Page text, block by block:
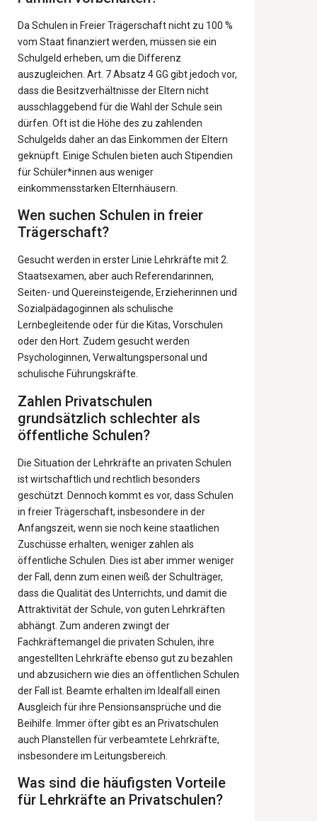
Da Schulen in Freier Trägerschaft nicht zu 100 %
vom Staat finanziert werden, müssen sie ein
Schulgeld erheben, um die Differenz
auszugleichen. Art. 7 Absatz 4 GG gibt jedoch vor,
dass die Besitzverhältnisse der Eltern nicht
ausschlaggebend für die Wahl der Schule sein
dürfen. Oft ist die Höhe des zu zahlenden
Schulgelds daher an das Einkommen der Eltern
geknüpft. Einige Schulen bieten auch Stipendien
für Schüler*innen aus weniger
einkommensstarken Elternhäusern.
Wen suchen Schulen in freier
Trägerschaft?
Gesucht werden in erster Linie Lehrkräfte mit 2.
Staatsexamen, aber auch Referendarinnen,
Seiten- und Quereinsteigende, Erzieherinnen und
Sozialpädagoginnen als schulische
Lernbegleitende oder für die Kitas, Vorschulen
oder den Hort. Zudem gesucht werden
Psychologinnen, Verwaltungspersonal und
schulische Führungskräfte.
Zahlen Privatschulen
grundsätzlich schlechter als
öffentliche Schulen?
Die Situation der Lehrkräfte an privaten Schulen
ist wirtschaftlich und rechtlich besonders
geschützt. Dennoch kommt es vor, dass Schulen
in freier Trägerschaft, insbesondere in der
Anfangszeit, wenn sie noch keine staatlichen
Zuschüsse erhalten, weniger zahlen als
öffentliche Schulen. Dies ist aber immer weniger
der Fall, denn zum einen weiß der Schulträger,
dass die Qualität des Unterrichts, und damit die
Attraktivität der Schule, von guten Lehrkräften
abhängt. Zum anderen zwingt der
Fachkräftemangel die privaten Schulen, ihre
angestellten Lehrkräfte ebenso gut zu bezahlen
und abzusichern wie dies an öffentlichen Schulen
der Fall ist. Beamte erhalten im Idealfall einen
Ausgleich für ihre Pensionsansprüche und die
Beihilfe. Immer öfter gibt es an Privatschulen
auch Planstellen für verbeamtete Lehrkräfte,
insbesondere im Leitungsbereich.
Was sind die häufigsten Vorteile
für Lehrkräfte an Privatschulen?